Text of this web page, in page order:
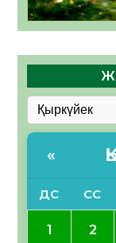
«
ДС СС
1 2